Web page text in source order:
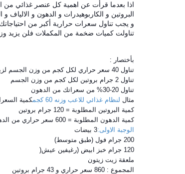
اذا بعدما قرأت عن اهمية كل عنصر غذائي من
البروتين و الكاربوهيدرات و الدهون و الالياف
و يجب تناول سعرات حرارية أكبر من احتياجاتك
تناولت كميات ضخمة من المكملات فلن يزيد
بأختصار :
تناول 40 سعر حراري لكل كجم من وزن الجسم لزيادة الوزن
تناول 2 جرام بروتين لكل كجم من وزن الجسم
تناول 20-30% من سعراتك من الدهون
مثال لنظام غذائي للاعب وزنه 60 كجم
كمية السعرات الحرارية
كمية البروتين المطلوبة = 120 جرام بروتين
كمية الدهون المطلوبة = 600 سعر حراري من الدهون , أي 66 جرام دهون
الوجبة الاولى:3 بيضات
200 جرام فول (طبق متوسط)
120 جرام خبز ابيض (رغيفين عيش(
ملعقة زيت زيتون
المجموع : 860 سعر حراري و 43 جرام بروتين